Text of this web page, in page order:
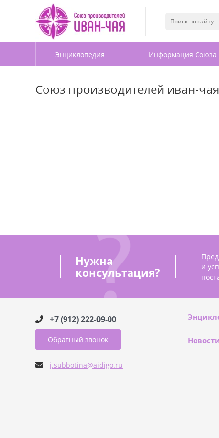
Энциклопедия Информация Союза
Союз производителей иван-чая
Нужна
консультация?
и
+7 (912) 222-09-00
Обратный звонок
j.subbotina@aidigo.ru